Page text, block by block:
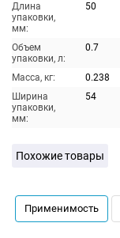
Длина
упаковки,
мм:
50
Объем
упаковки, л:
0.7
Масса, кг:
0.238
Ширина
упаковки,
мм:
54
Похожие товары
Применимость